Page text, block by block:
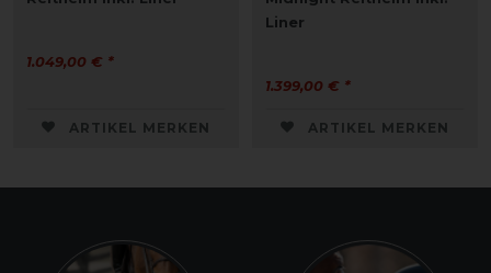
1.049,00 € *
ARTIKEL MERKEN
Liner
1.399,00 € *
ARTIKEL MERKEN